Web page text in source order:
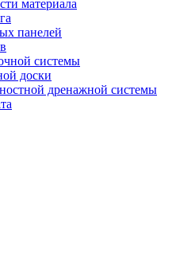
материала
панелей
системы
доски
дренажной системы